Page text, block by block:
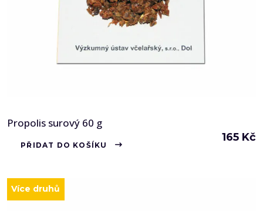
Propolis surový 60 g
165 Kč
PŘIDAT DO KOŠÍKU
Více druhů